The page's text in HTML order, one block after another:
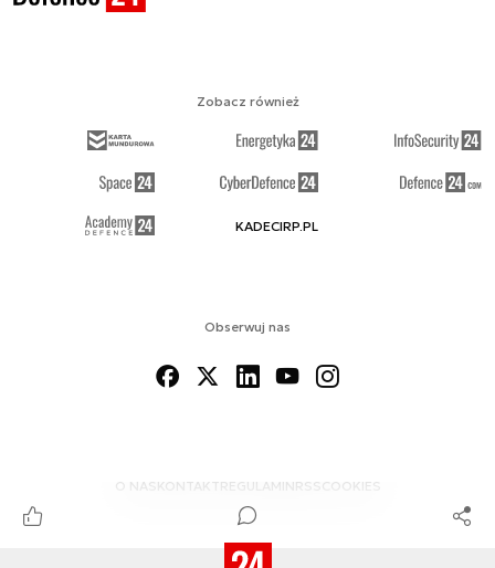
Obserwuj nas
O NAS KONTAKTREGULAMINRSS COOKIES
Zobacz również
KADECIRP.PL